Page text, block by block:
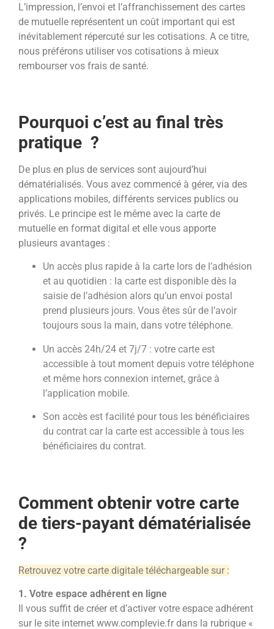
L’impression, l’envoi et l’affranchissement des cartes
de mutuelle représentent un coût important qui est
inévitablement répercuté sur les cotisations. A ce titre,
nous préférons utiliser vos cotisations à mieux
rembourser vos frais de santé.
Pourquoi c’est au final très
pratique ?
De plus en plus de services sont aujourd’hui
dématérialisés. Vous avez commencé à gérer, via des
applications mobiles, différents services publics ou
privés. Le principe est le même avec la carte de
mutuelle en format digital et elle vous apporte
plusieurs avantages :
Un accès plus rapide à la carte lors de l’adhésion
et au quotidien : la carte est disponible dès la
saisie de l’adhésion alors qu’un envoi postal
prend plusieurs jours. Vous êtes sûr de l’avoir
toujours sous la main, dans votre téléphone.
Un accès 24h/24 et 7j/7 : votre carte est
accessible à tout moment depuis votre téléphone
et même hors connexion internet, grâce à
l’application mobile.
Son accès est facilité pour tous les bénéficiaires
du contrat car l a carte est accessible à tous les
bénéficiaires du contrat.
Comment obtenir votre carte
de tiers-payant dématérialisée
?
Retrouvez votre carte digitale téléchargeable sur :
1. Votre espace adhérent en ligne
Il vous suffit de créer et d’activer votre espace adhérent
sur le site internet www.complevie.fr dans la rubrique «